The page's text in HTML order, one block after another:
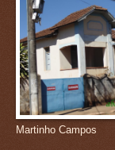
Martinho Campos